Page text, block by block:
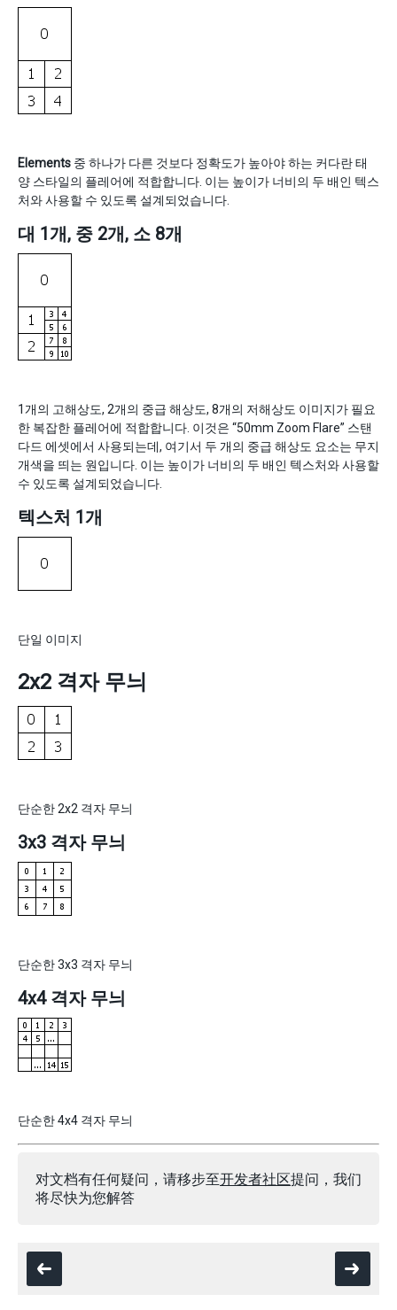
Elements 중 하나가 다른 것보다 정확도가 높아야 하는 커다란 태
양 스타일의 플레어에 적합합니다. 이는 높이가 너비의 두 배인 텍스
처와 사용할 수 있도록 설계되었습니다.
대 1개, 중 2개, 소 8개
1개의 고해상도, 2개의 중급 해상도, 8개의 저해상도 이미지가 필요
한 복잡한 플레어에 적합합니다. 이것은 “50mm Zoom Flare” 스탠
다드 에셋에서 사용되는데, 여기서 두 개의 중급 해상도 요소는 무지
개색을 띄는 원입니다. 이는 높이가 너비의 두 배인 텍스처와 사용할
수 있도록 설계되었습니다.
텍스처 1개
단일 이미지
2x2 격자 무늬
단순한 2x2 격자 무늬
3x3 격자 무늬
단순한 3x3 격자 무늬
4x4 격자 무늬
단순한 4x4 격자 무늬
对文档有任何疑问，请移步至开发者社区提问，我们
将尽快为您解答